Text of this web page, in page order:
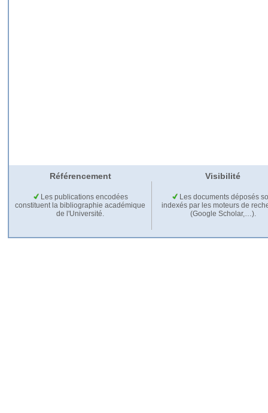
Référencement Visibilité
Les publications encodées
constituent la bibliographie académique
de l'Université.
Les documents déposés
indexés par les moteurs de
(Google Scholar,…).